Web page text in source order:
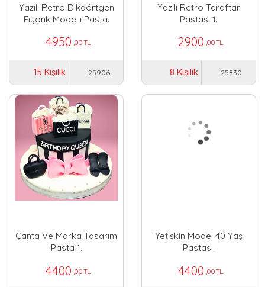
Yazılı Retro Dikdörtgen
Fiyonk Modelli Pasta.
4950 ,00 TL
15 Kişilik 25906
Yazılı Retro Taraftar
Pastası 1.
2900 ,00 TL
8 Kişilik 25830
Çanta Ve Marka Tasarım
Pasta 1.
4400 ,00 TL
Yetişkin Model 40 Yaş
Pastası.
4400 ,00 TL